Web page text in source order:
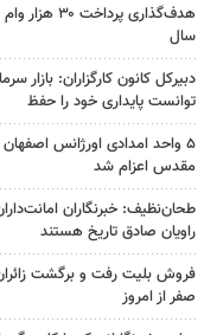
هدف‌گذاری
سال
دبیرکل کانون کارگزاران: بازار
توانست پایداری خود را حفظ
۵ واحد امدادی اورژانس
مقدس اعزام شد
طحان‌نظیف: خبرنگاران
راویان صادق تاریخ‌ هستند
فروش بلیت رفت و برگشت
صفر از امروز